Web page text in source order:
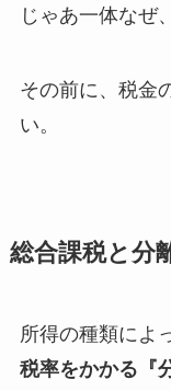
じゃあ一体なぜ
その前に、税金
い。
総合課税と分
所得の種類によ
税率をかかる『